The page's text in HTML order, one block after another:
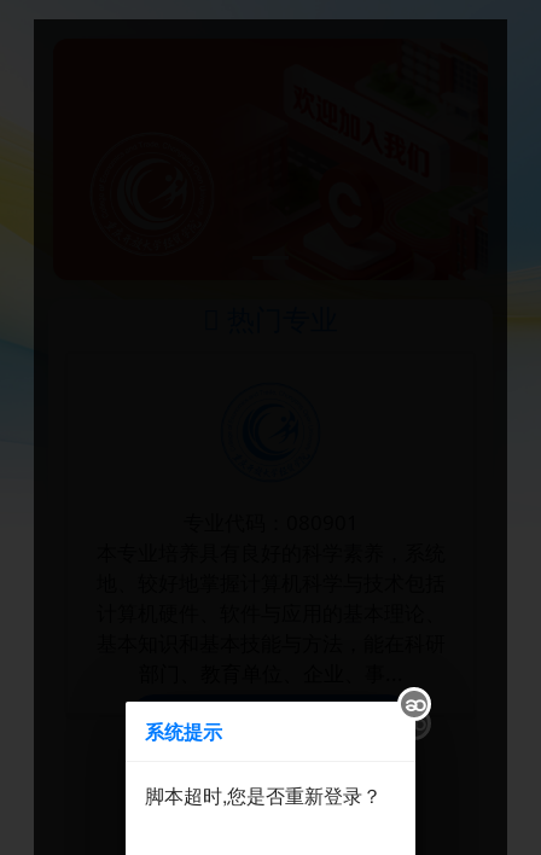
系统提示
脚本超时,您是否重新登录？